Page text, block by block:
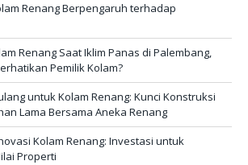
Renang Berpengaruh terhadap
Renang Saat Iklim Panas di Palembang,
Pemilik Kolam?
untuk Kolam Renang: Kunci Konstruksi
Lama Bersama Aneka Renang
Kolam Renang: Investasi untuk
Properti